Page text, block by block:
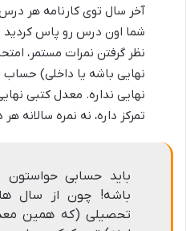
آخر سال توی کارنامه هر
شما اون درس رو پاس کردید
نظر گرفتن نمرات مستمر،
نهایی باشه یا داخلی)
نهایی نداره. معدل کتبی
تمرکز داره، نه نمره سالانه
باید حسابی
باشه! چون از سال
تحصیلی (که همین